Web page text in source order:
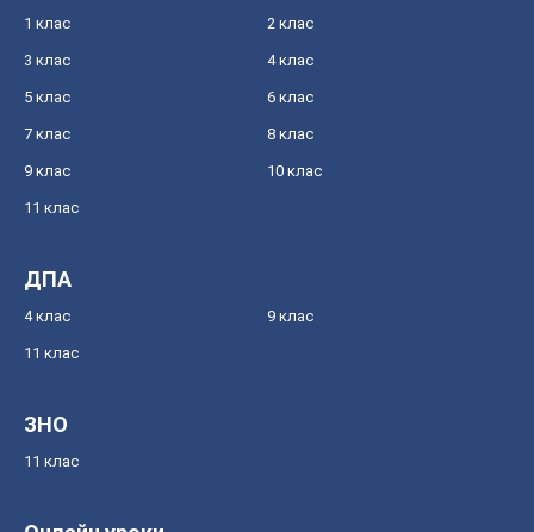
1 клас 2 клас
3 клас 4 клас
5 клас 6 клас
7 клас 8 клас
9 клас 10 клас
11 клас
ДПА
4 клас 9 клас
11 клас
ЗНО
11 клас